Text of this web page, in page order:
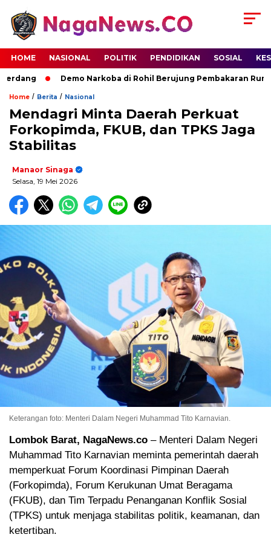
HOME NASIONAL POLITIK PENDIDIKAN SOSIAL
Demo Narkoba di Rohil Berujung Pembakaran
Home / Berita / Nasional
Mendagri Minta Daerah Perkuat
Forkopimda, FKUB, dan TPKS Jaga
Stabilitas
Manaor Sinaga
Selasa, 19 Mei 2026
Keterangan foto: Menteri Dalam Negeri Muhammad Tito Karnavian.
Lombok Barat, NagaNews.co – Menteri Dalam Negeri
Muhammad Tito Karnavian meminta pemerintah daerah
memperkuat Forum Koordinasi Pimpinan Daerah
(Forkopimda), Forum Kerukunan Umat Beragama
(FKUB), dan Tim Terpadu Penanganan Konflik Sosial
(TPKS) untuk menjaga stabilitas politik, keamanan, dan
ketertiban.